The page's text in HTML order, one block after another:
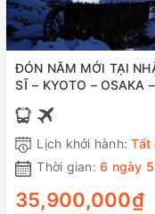
ĐÓN NĂM MỚI TẠI
SĨ – KYOTO – OSAKA
Lịch khởi hành:Tất
Thời gian: 6 ngày
35,900,000₫